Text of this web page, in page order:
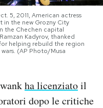
5, 2011, American actress
in the new Grozny City
the Chechen capital
Kadyrov, thanked
helping rebuild the region
(AP Photo/Musa
ha licenziatoil
dopo le critiche